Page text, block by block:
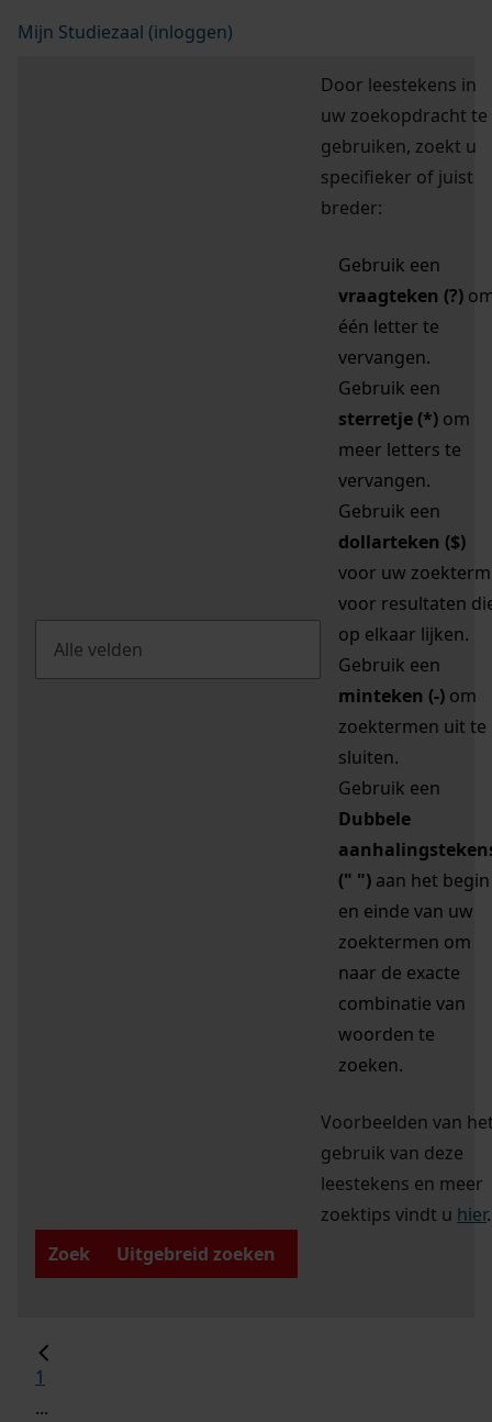
Mijn Studiezaal (inloggen)
Door leestekens in
uw zoekopdracht te
gebruiken, zoekt u
specifieker of juist
breder:
Gebruik een
vraagteken (?)
één letter te
vervangen.
Gebruik een
sterretje (*) om
meer letters te
vervangen.
Gebruik een
dollarteken ($)
voor uw zoekterm
voor resultaten
op elkaar lijken.
Gebruik een
minteken (-) om
zoektermen uit te
sluiten.
Gebruik een
Dubbele
(" ") aan het begin
en einde van uw
zoektermen om
naar de exacte
combinatie van
woorden te
zoeken.
Voorbeelden van
gebruik van deze
leestekens en meer
zoektips vindt u hier.
Zoek
Uitgebreid zoeken
1
...